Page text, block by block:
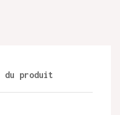
du produit